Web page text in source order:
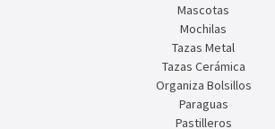
Mascotas
Mochilas
Tazas Metal
Tazas Cerámica
Organiza Bolsillos
Paraguas
Pastilleros